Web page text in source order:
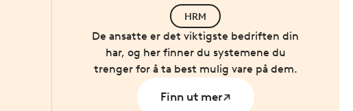
HRM
De ansatte er det viktigste bedriften din
har, og her finner du systemene du
trenger for å ta best mulig vare på dem.
Finn ut mer